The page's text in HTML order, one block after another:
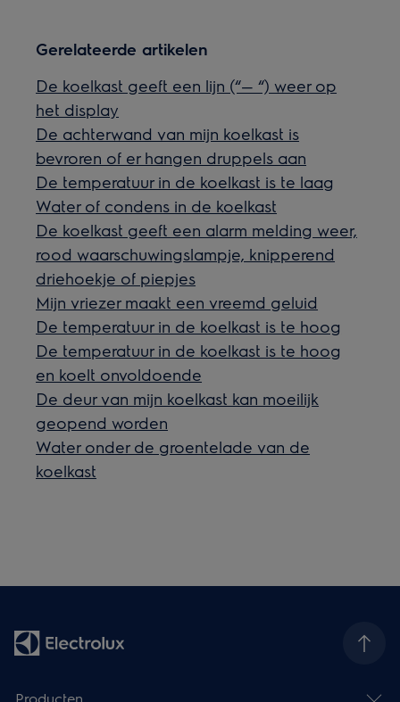
Gerelateerde artikelen
De koelkast geeft een lijn (“— “) weer op
het display
De achterwand van mijn koelkast is
bevroren of er hangen druppels aan
De temperatuur in de koelkast is te laag
Water of condens in de koelkast
De koelkast geeft een alarm melding weer,
rood waarschuwingslampje, knipperend
driehoekje of piepjes
Mijn vriezer maakt een vreemd geluid
De temperatuur in de koelkast is te hoog
De temperatuur in de koelkast is te hoog
en koelt onvoldoende
De deur van mijn koelkast kan moeilijk
geopend worden
Water onder de groentelade van de
koelkast
Producten